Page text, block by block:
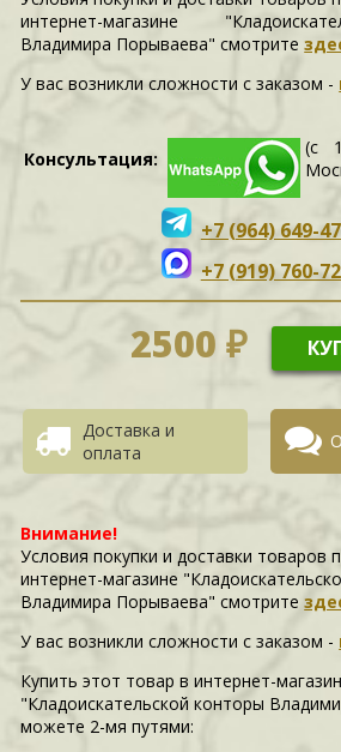
интернет-магазине
Владимира Порываева" смотрите
У вас возникли сложности c заказом -
Консультация:
(с
+7 (964) 649-
+7 (919) 760-
2500 ₽
Доставка и
оплата
Внимание!
Условия покупки и доставки товаров
интернет-магазине
Владимира Порываева" смотрите
У вас возникли сложности c заказом -
Купить этот товар в интернет-
"Кладоискательской конторы
можете 2-мя путями: